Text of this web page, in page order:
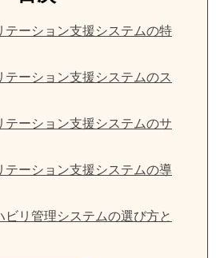
テーション支援システムの特
テーション支援システムのス
テーション支援システムのサ
テーション支援システムの導
ビリ管理システムの選び方と